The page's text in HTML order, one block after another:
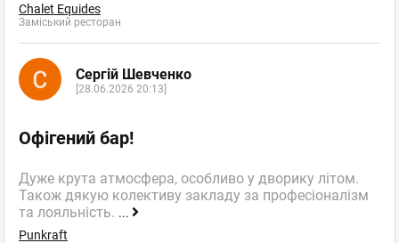
Chalet Equides
Заміський ресторан
Сергій Шевченко
[28.06.2026 20:13]
Офігений бар!
Дуже крута атмосфера, особливо у дворику літом.
Також дякую колективу закладу за професіоналізм
та лояльність. ...
Punkraft